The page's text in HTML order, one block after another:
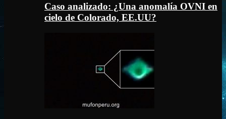
Caso analizado: ¿Una anomalía OVNI en
cielo de Colorado, EE.UU?